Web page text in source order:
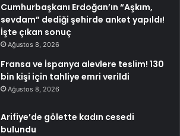
Cumhurbaşkanı Erdoğan’ın “Aşkım,
sevdam” dediği şehirde anket yapıldı!
İşte çıkan sonuç
Ağustos 8, 2026
Fransa ve İspanya alevlere teslim! 130
bin kişi için tahliye emri verildi
Ağustos 8, 2026
Arifiye’de gölette kadın cesedi
bulundu